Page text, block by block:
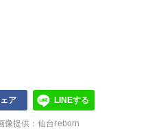
ア LINEする
像提供：仙台reborn